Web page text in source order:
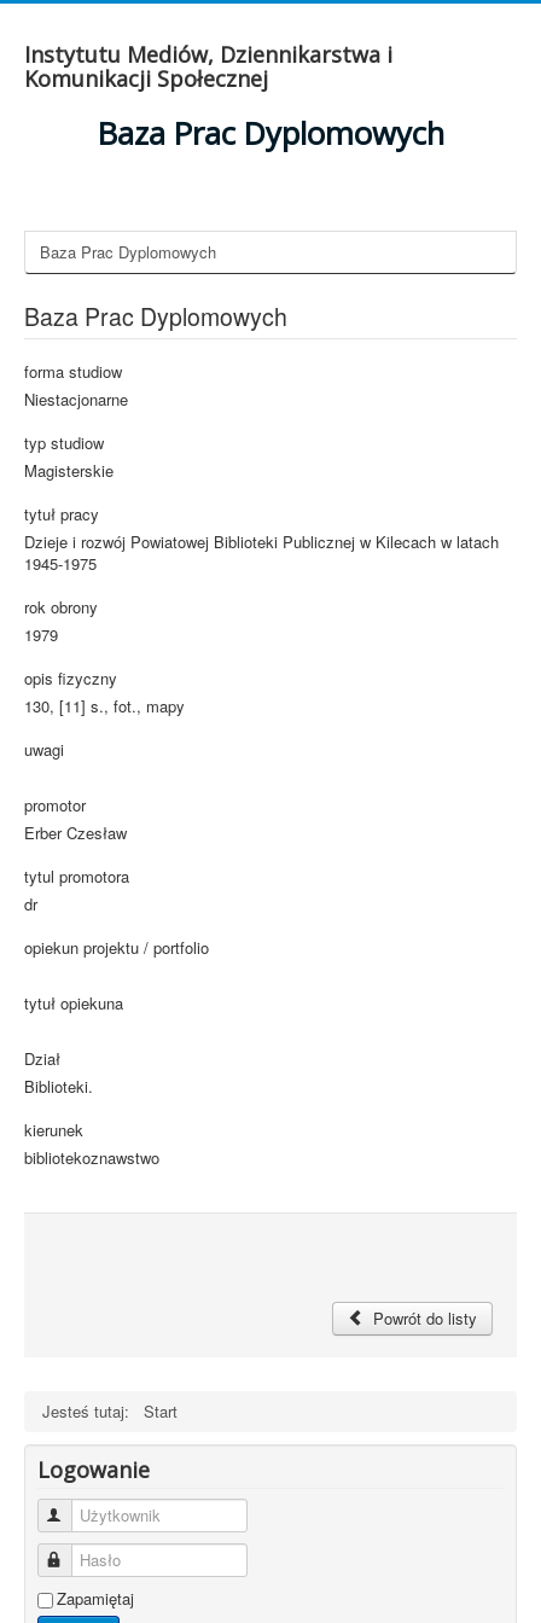
Instytutu Mediów, Dziennikarstwa i
Komunikacji Społecznej
Baza Prac Dyplomowych
Baza Prac Dyplomowych
Baza Prac Dyplomowych
forma studiow
Niestacjonarne
typ studiow
Magisterskie
tytuł pracy
Dzieje i rozwój Powiatowej Biblioteki Publicznej w Kilecach w latach
1945-1975
rok obrony
1979
opis fizyczny
130, [11] s., fot., mapy
uwagi
promotor
Erber Czesław
tytul promotora
dr
opiekun projektu / portfolio
tytuł opiekuna
Dział
Biblioteki.
kierunek
bibliotekoznawstwo
Powrót do listy
Jesteś tutaj: Start
Logowanie
Użytkownik
Hasło
Zapamiętaj